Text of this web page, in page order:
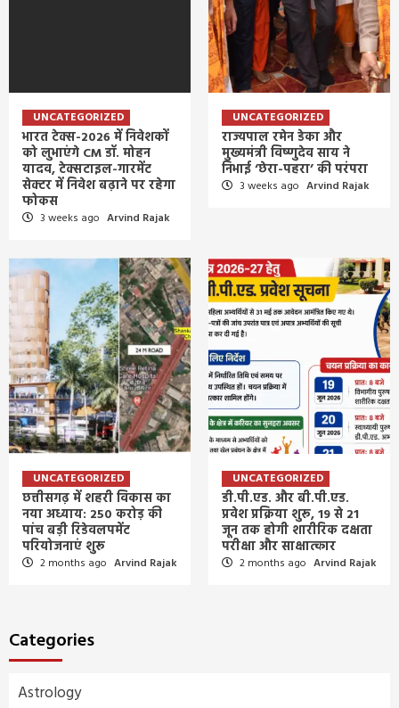
UNCATEGORIZED
भारत टेक्स-2026 में निवेशकों
को लुभाएंगे CM डॉ. मोहन
यादव, टेक्सटाइल-गारमेंट
सेक्टर में निवेश बढ़ाने पर रहेगा
फोकस
3 weeks ago Arvind Rajak
UNCATEGORIZED
राज्यपाल रमेन डेका और
मुख्यमंत्री विष्णुदेव साय ने
निभाई ‘छेरा-पहरा’ की परंपरा
3 weeks ago Arvind Rajak
UNCATEGORIZED
छत्तीसगढ़ में शहरी विकास का
नया अध्याय: 250 करोड़ की
पांच बड़ी रिडेवलपमेंट
परियोजनाएं शुरू
2 months ago Arvind Rajak
UNCATEGORIZED
डी.पी.एड. और बी.पी.एड.
प्रवेश प्रक्रिया शुरू, 19 से 21
जून तक होगी शारीरिक दक्षता
परीक्षा और साक्षात्कार
2 months ago Arvind Rajak
Categories
Astrology